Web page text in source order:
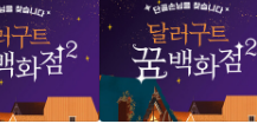
의 잠재력을 알아볼 수 없다는 사
시대에 살게 될지를 살피고 그에
남 아파트를 살 수는 없지만, 1등
투자하라. 그 기업을 공부하고 응